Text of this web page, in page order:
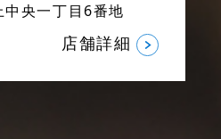
央一丁目6番地
店舗詳細